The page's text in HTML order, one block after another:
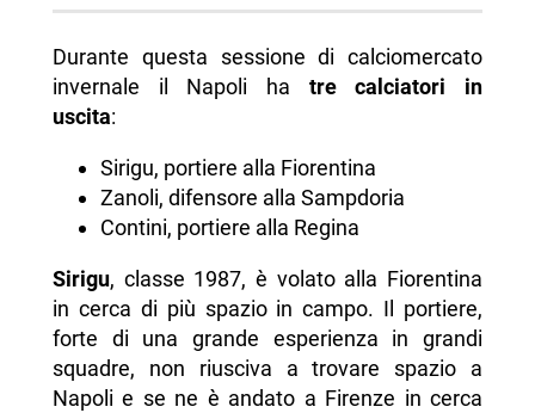
Durante questa sessione di calciomercato
invernale il Napoli ha tre calciatori in
uscita:
Sirigu, portiere alla Fiorentina
Zanoli, difensore alla Sampdoria
Contini, portiere alla Regina
Sirigu, classe 1987, è volato alla Fiorentina
in cerca di più spazio in campo. Il portiere,
forte di una grande esperienza in grandi
squadre, non riusciva a trovare spazio a
Napoli e se ne è andato a Firenze in cerca